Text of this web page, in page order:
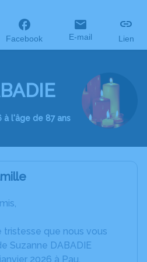
Facebook E-mail Lien
à l'âge de 87 ans
tristesse que nous vous
Suzanne DABADIE
2026 à Pau.